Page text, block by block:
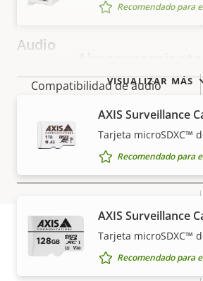
AV1
Audio
Descripción
propiedad
Valor de
propiedad
Compatibilidad de audio
Micrófono integrado
de
propiedad
la
propiedad
Seguridad
VISUALIZAR MÁS
Recomendado para
AXIS Surveillance
Tarjeta microSDXC™
Recomendado para
AXIS Surveillance
Tarjeta microSDXC™
Recomendado para
MOSTRAR PRODUCTOS